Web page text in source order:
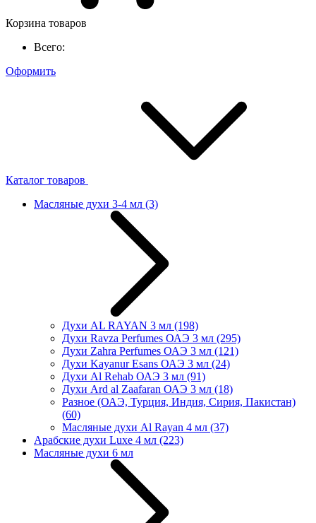
Корзина товаров
Всего:
Оформить
Каталог товаров
Масляные духи 3-4 мл (3)
Духи AL RAYAN 3 мл (198)
Духи Ravza Perfumes ОАЭ 3 мл (295)
Духи Zahra Perfumes ОАЭ 3 мл (121)
Духи Kayanur Esans ОАЭ 3 мл (24)
Духи Al Rehab ОАЭ 3 мл (91)
Духи Ard al Zaafaran ОАЭ 3 мл (18)
Разное (ОАЭ, Турция, Индия, Сирия, Пакистан)
(60)
Масляные духи Al Rayan 4 мл (37)
Арабские духи Luxe 4 мл (223)
Масляные духи 6 мл